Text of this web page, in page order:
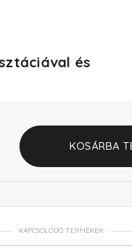
és
KOSÁRBA
KAPCSOLÓDÓ TERMÉKEK